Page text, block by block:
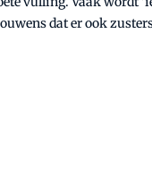
dat er ook